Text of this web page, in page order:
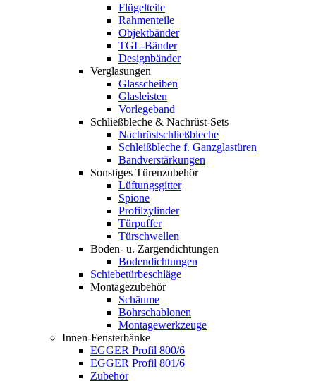
Flügelteile
Rahmenteile
Objektbänder
TGL-Bänder
Designbänder
Verglasungen
Glasscheiben
Glasleisten
Vorlegeband
Schließbleche & Nachrüst-Sets
Nachrüstschließbleche
Schleißbleche f. Ganzglastüren
Bandverstärkungen
Sonstiges Türenzubehör
Lüftungsgitter
Spione
Profilzylinder
Türpuffer
Türschwellen
Boden- u. Zargendichtungen
Bodendichtungen
Schiebetürbeschläge
Montagezubehör
Schäume
Bohrschablonen
Montagewerkzeuge
Innen-Fensterbänke
EGGER Profil 800/6
EGGER Profil 801/6
Zubehör